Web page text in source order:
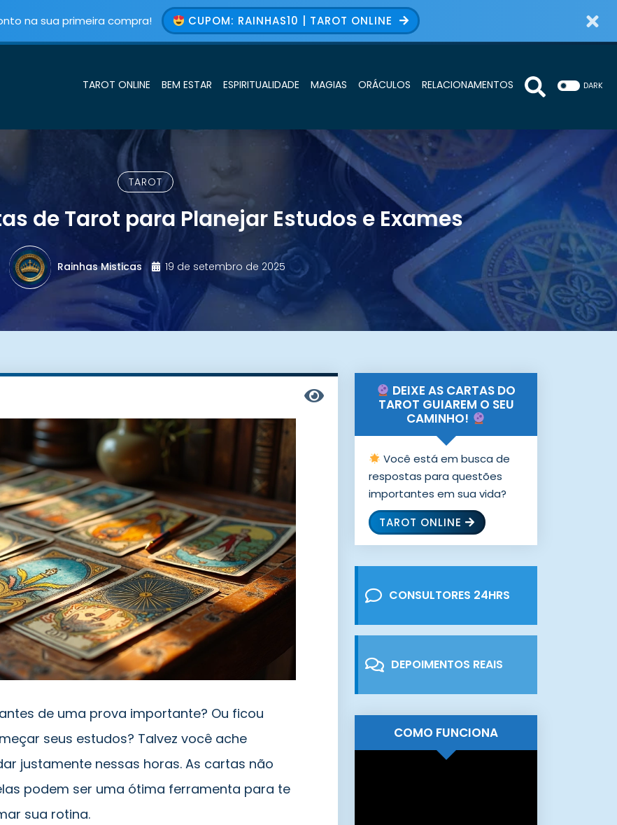
na sua primeira compra! CUPOM: RAINHAS10 | TAROT ONLINE
TAROT ONLINE BEM ESTAR ESPIRITUALIDADE MAGIAS ORÁCULOS RELACIONAMENTOS DARK
TAROT
de Tarot para Planejar Estudos e Exames
Rainhas Misticas 19 de setembro de 2025
de uma prova importante? Ou ficou
seus estudos? Talvez você ache
justamente nessas horas. As cartas não
podem ser uma ótima ferramenta para te
sua rotina.
DEIXE AS CARTAS DO
TAROT GUIAREM O SEU
CAMINHO!
Você está em busca de
respostas para questões
importantes em sua vida?
TAROT ONLINE
CONSULTORES 24HRS
DEPOIMENTOS REAIS
COMO FUNCIONA